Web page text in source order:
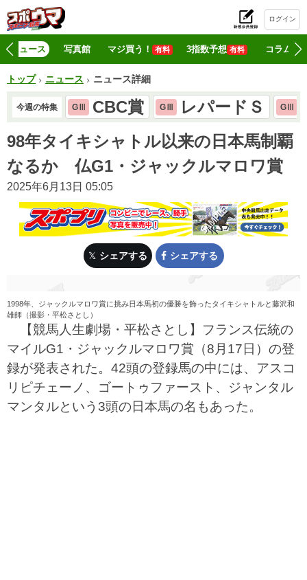
ログイン
ニュース 写真館 マジ買う！ 有料 3指数予想 有料 コラム
トップ ニュース ニュース詳細
今週の特集 GⅢ CBC賞 GⅢ レパードＳ GⅢ
98年タイキシャトル以来の日本馬制覇
なるか 仏G1・ジャックルマロワ賞
2025年6月13日 05:05
シェアする シェアする
1998年、ジャックルマロワ賞に挑み日本馬初の優勝を飾ったタイキシャトルと藤沢和
雄師（撮影・平松さとし）
【競馬人生劇場・平松さとし】フランス伝統の
マイルG1・ジャックルマロワ賞（8月17日）の登
録が発表された。42頭の登録馬の中には、アスコ
リピチェーノ、ゴートゥファースト、ジャンタル
マンタルという3頭の日本馬の名もあった。